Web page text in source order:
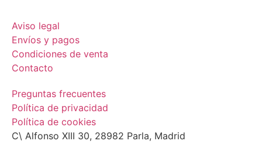
Aviso legal
Envíos y pagos
Condiciones de venta
Contacto
Preguntas frecuentes
Política de privacidad
Política de cookies
C\ Alfonso XIII 30, 28982 Parla, Madrid